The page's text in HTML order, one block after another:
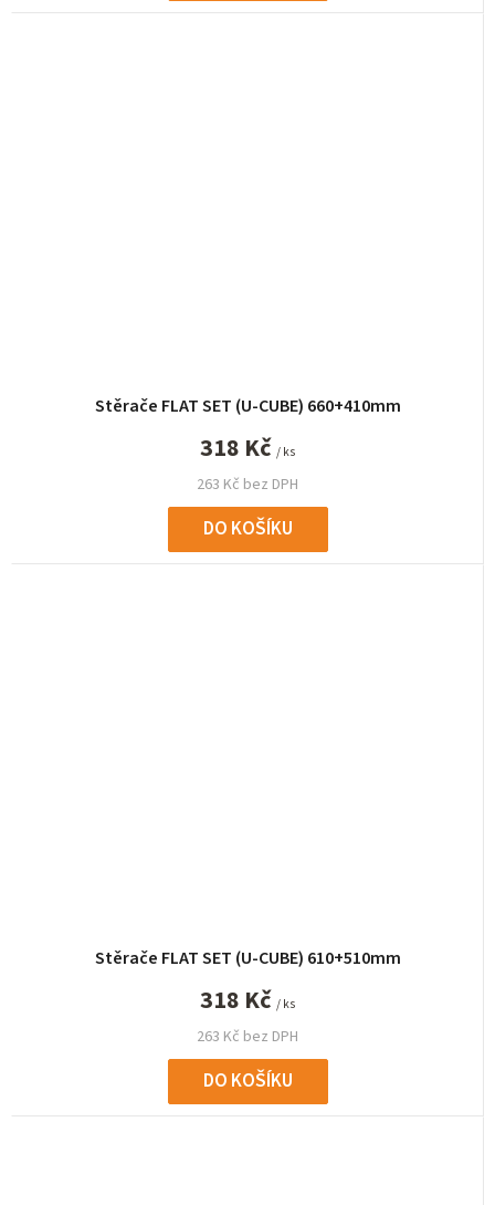
Stěrače FLAT SET (U-CUBE) 660+410mm
263 Kč bez DPH
318 Kč / ks
DO KOŠÍKU
Stěrače FLAT SET (U-CUBE) 610+510mm
263 Kč bez DPH
318 Kč / ks
DO KOŠÍKU